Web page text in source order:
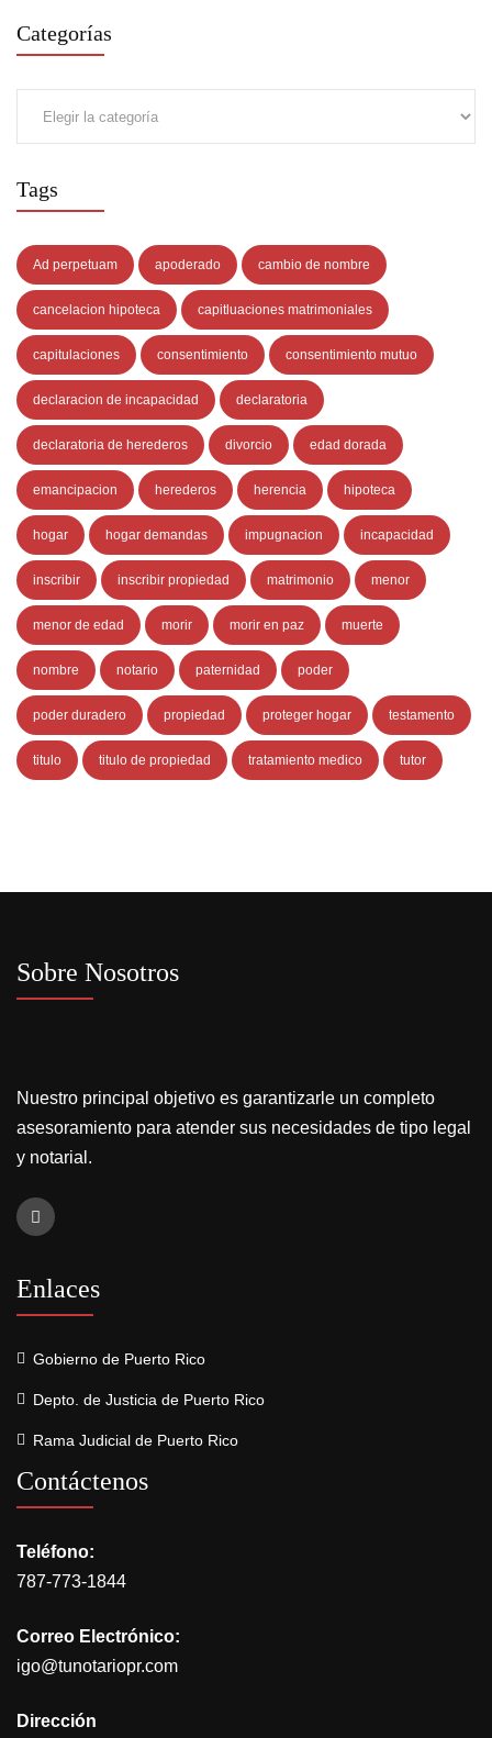
Categorías
Tags
Ad perpetuam apoderado cambio de nombre
cancelacion hipoteca capitluaciones matrimoniales
capitulaciones consentimiento consentimiento mutuo
declaracion de incapacidad declaratoria
declaratoria de herederos divorcio edad dorada
emancipacion herederos herencia hipoteca
hogar hogar demandas impugnacion incapacidad
inscribir inscribir propiedad matrimonio menor
menor de edad morir morir en paz muerte
nombre notario paternidad poder
poder duradero propiedad proteger hogar testamento
titulo titulo de propiedad tratamiento medico tutor
Sobre Nosotros
Nuestro principal objetivo es garantizarle un completo
asesoramiento para atender sus necesidades de tipo legal
y notarial.
Enlaces
Gobierno de Puerto Rico
Depto. de Justicia de Puerto Rico
Rama Judicial de Puerto Rico
Contáctenos
Teléfono:
787-773-1844
Correo Electrónico:
igo@tunotariopr.com
Dirección